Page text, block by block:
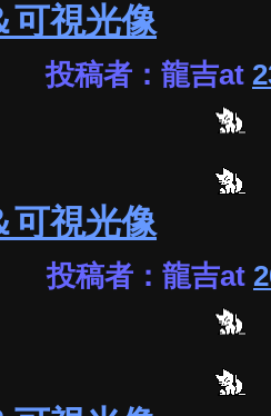
可視光像
投稿者：龍吉at
可視光像
投稿者：龍吉at